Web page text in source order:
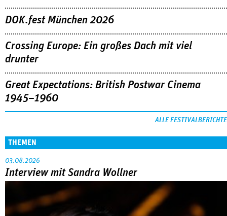
Great Expectations: British Postwar Cinema
1945–1960
ALLE FESTIVALBERICHTE
03.08.2026
Interview mit Sandra Wollner